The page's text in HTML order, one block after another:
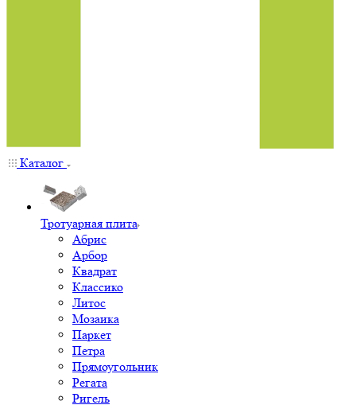
Каталог
Тротуарная плита
Абрис
Арбор
Квадрат
Классико
Литос
Мозаика
Паркет
Петра
Прямоугольник
Регата
Ригель